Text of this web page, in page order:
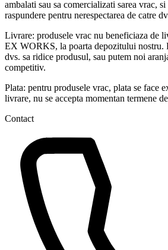
ambalati sau sa comercializati sarea vrac,
raspundere pentru nerespectarea de catre
Livrare: produsele vrac nu beneficiaza de
EX WORKS, la poarta depozitului nostru.
dvs. sa ridice produsul, sau putem noi
competitiv.
Plata: pentru produsele vrac, plata se face
livrare, nu se accepta momentan termene
Contact